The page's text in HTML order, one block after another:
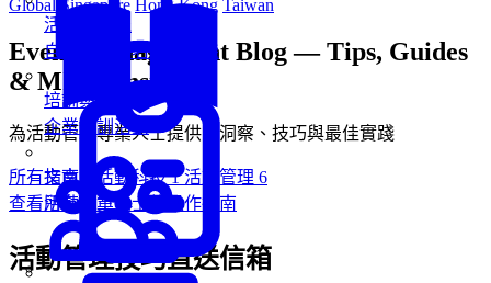
活動報到機
自助報到與名牌列印機
培訓與工作坊
企業培訓活動
指南
活動專業人士的操作指南
Global
Singapore Hong Kong Taiwan
Event Management Blog — Tips, Guides
& MICE Insights
為活動管理專業人士提供的洞察、技巧與最佳實踐
所有文章 活動科技1 活動管理 6
查看所有文章 →
活動管理技巧直送信箱